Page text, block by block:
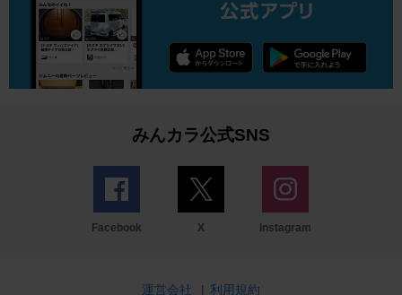
みんカラ公式SNS
Facebook X Instagram
運営会社 | 利用規約